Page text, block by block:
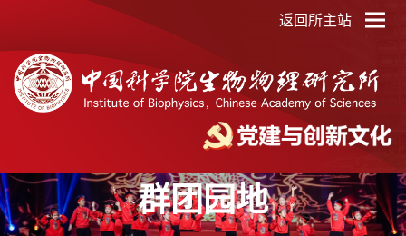
返回所主站
群团园地